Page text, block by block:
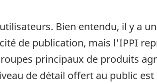
Bien entendu, il y a un
de publication, mais l'IPPI
principaux de produits
de détail offert au public